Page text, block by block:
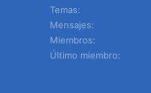
Temas
Mensajes
Miembros
Último miembro